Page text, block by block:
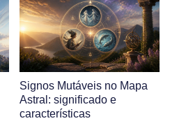
Signos Mutáveis no Mapa
Astral: significado e
características